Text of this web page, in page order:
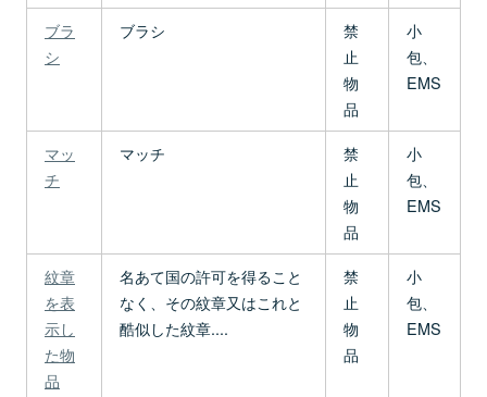
ブラ
シ
ブラシ
禁
止
物
品
小
包、
EMS
マッ
チ
マッチ
禁
止
物
品
小
包、
EMS
紋章
を表
示し
た物
品
名あて国の許可を得ること
なく、その紋章又はこれと
酷似した紋章....
禁
止
物
品
小
包、
EMS